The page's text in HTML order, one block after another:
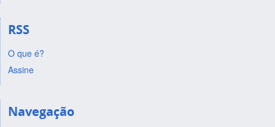
RSS
O que é?
Assine
Navegação